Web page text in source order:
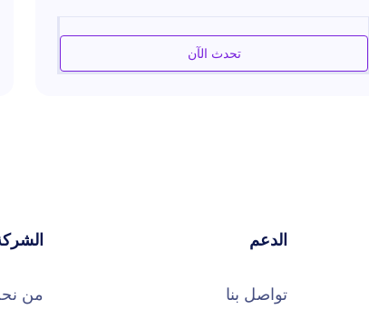
ومؤثرًا. كما يقدّم إرشادات حول البنية والأسلوب، لمساعدتك
على تحسين عملك وتعزيز تواصلك مع الجمهور.
تحدث الآن
الدعم
تواصل بنا
من